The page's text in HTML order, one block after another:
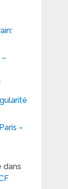
–
–
dans